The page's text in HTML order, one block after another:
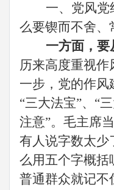
一、 党风党
么要锲而不舍、
一方面，要
历来高度重视
一步，党的作风
“三大法宝”、“
注意”。毛主席
有人说字数太少
么用五个字概括
普通群众就记不